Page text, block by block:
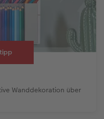
Wanddekoration über